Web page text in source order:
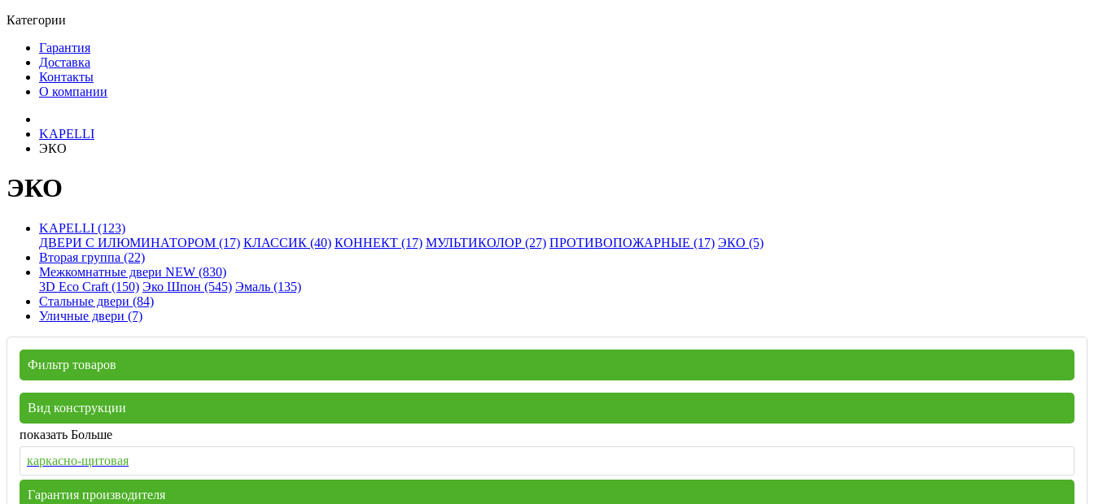
Категории
Гарантия
Доставка
Контакты
О компании
KAPELLI
ЭКО
ЭКО
KAPELLI (123)
ДВЕРИ С ИЛЮМИНАТОРОМ (17) КЛАССИК (40) КОННЕКТ (17) МУЛЬТИКОЛОР (27) ПРОТИВОПОЖАРНЫЕ (17) ЭКО (5)
Вторая группа (22)
Межкомнатные двери NEW (830)
3D Eco Craft (150) Эко Шпон (545) Эмаль (135)
Стальные двери (84)
Уличные двери (7)
Фильтр товаров
Вид конструкции
показать Больше
каркасно-щитовая
Гарантия производителя